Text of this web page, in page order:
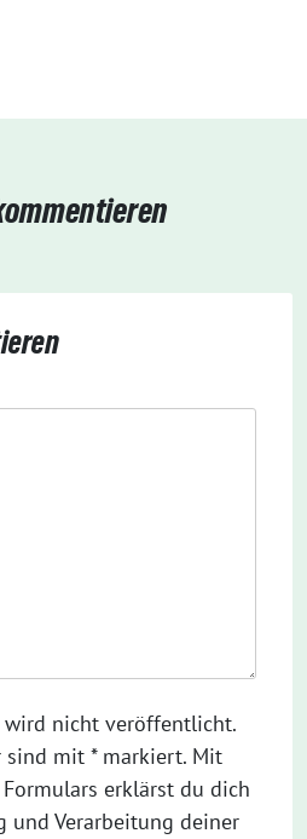
wird nicht veröffentlicht.
sind mit * markiert. Mit
erklärst du dich
und Verarbeitung deiner